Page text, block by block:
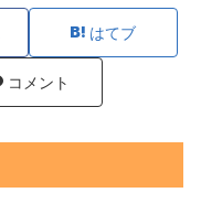
はてブ
コメント